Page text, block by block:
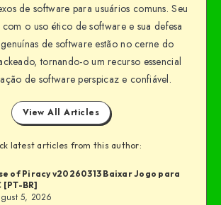
de software para usuários comuns. Seu
o uso ético de software e sua defesa
de software estão no cerne do
tornando-o um recurso essencial
de software perspicaz e confiável.
View All Articles
latest articles from this author:
of Piracy v20260313 Baixar Jogo para
[PT-BR]
5, 2026